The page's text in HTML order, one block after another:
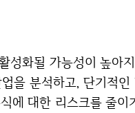
성화될 가능성이 높아
을 분석하고, 단기적
에 대한 리스크를 줄